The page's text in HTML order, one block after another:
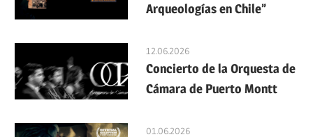
Arqueologías en Chile”
12.06.2026
Concierto de la Orquesta de
Cámara de Puerto Montt
01.06.2026